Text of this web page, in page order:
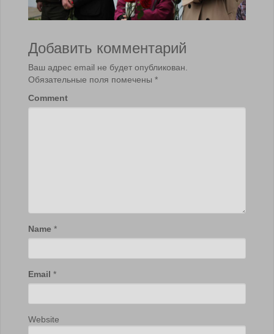
Добавить комментарий
Ваш адрес email не будет опубликован.
Обязательные поля помечены *
Comment
Name *
Email *
Website